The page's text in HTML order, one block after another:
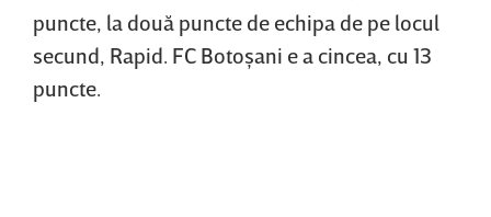
puncte, la două puncte de echipa de pe locul
secund, Rapid. FC Botoşani e a cincea, cu 13
puncte.